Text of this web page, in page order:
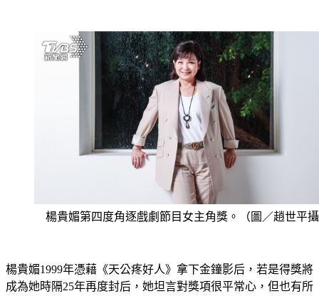
楊貴媚1999年憑藉《天公疼好人》拿下金鐘影后，若是得獎將